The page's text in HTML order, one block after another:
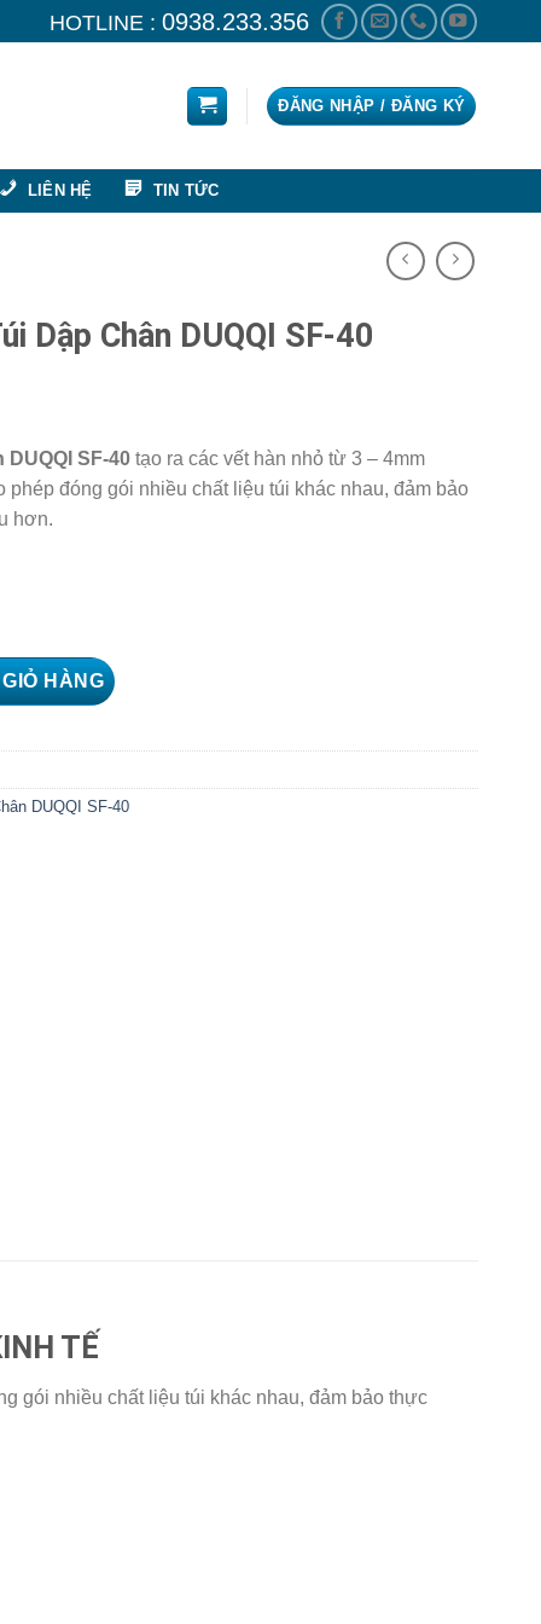
HOTLINE :0938.233.356
ĐĂNG NHẬP / ĐĂNG KÝ
LIÊN HỆ TIN TỨC
Dập Chân DUQQI SF-40
SF-40 tạo ra các vết hàn nhỏ từ 3 – 4mm
đóng gói nhiều chất liệu túi khác nhau, đảm bảo
hơn.
SF-40 số lượng
HÀNG
DUQQI SF-40
TẾ
gói nhiều chất liệu túi khác nhau, đảm bảo thực